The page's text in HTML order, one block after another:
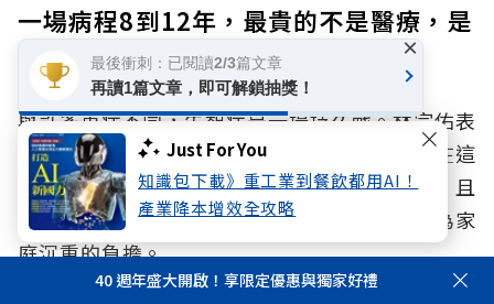
Just For You
知識包下載》重工業到餐飲都用AI！
產業降本增效全攻略
一場病程8到12年，最貴的不是醫療，是
照護
與許多重症不同，失智症是一場持久戰。林宗佑表
示，失智症患者的平均存活約長達8至12年，在這
漫長的歲月裡，隨之而來的是驚人的財務消耗，且
隨著病程推進，照護的費用也會隨之墊高，成為家
庭沉重的負擔。
40 週年盛大開啟！享限定優惠與獨家好禮
最後衝刺：已閱讀2/3篇文章
再讀1篇文章，即可解鎖抽獎！
×